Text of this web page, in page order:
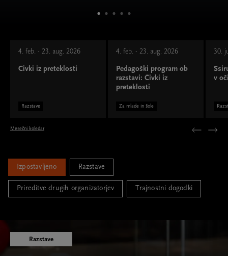
4. feb. - 23. aug. 2026
Čivki iz preteklosti
Razstave
4. feb. - 23. aug. 2026
Pedagoški program ob
razstavi: Čivki iz
preteklosti
Za mlade in šole
30.
v
Mesečni koledar
Izpostavljeno Razstave
Prireditve drugih organizatorjev Trajnostni dogodki
Razstave